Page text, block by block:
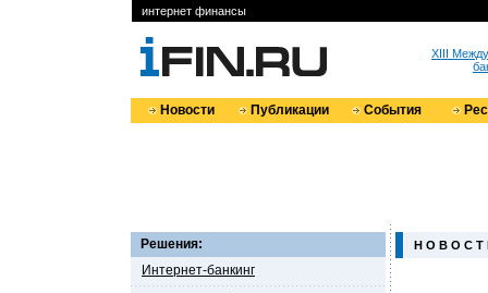
интернет финансы
XIII
Новости Публикации События
Решения:
Интернет-банкинг
Н О В О С Т